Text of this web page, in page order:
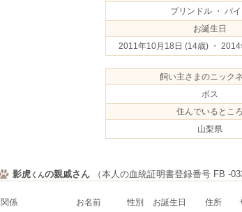
ブリンドル ・ パ
お誕生日
2011年10月18日 (14歳) ・ 2014
飼い主さまのニック
ボス
住んでいるところ
山梨県
影虎くんの親戚さん（本人の血統証明書登録番号 FB -
関係 お名前 性別 お誕生日 住所